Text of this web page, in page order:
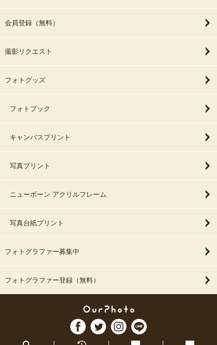
会員登録（無料）
撮影リクエスト
フォトグッズ
フォトブック
キャンバスプリント
写真プリント
ニューボーン アクリルフレーム
写真台紙プリント
フォトグラファー募集中
フォトグラファー登録（無料）